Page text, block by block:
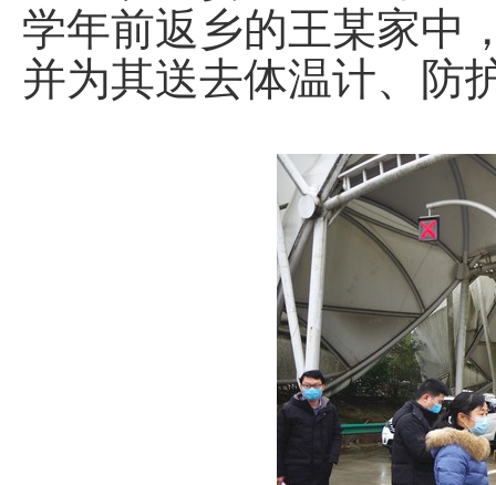
学年前返乡的王某家中
并为其送去体温计、防